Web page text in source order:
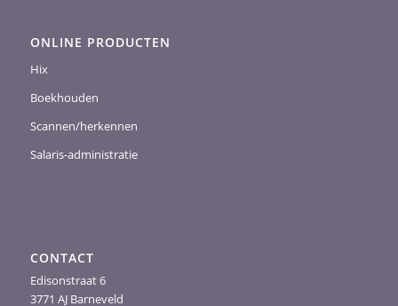
ONLINE PRODUCTEN
Hix
Boekhouden
Scannen/herkennen
Salaris-administratie
CONTACT
Edisonstraat 6
3771 AJ Barneveld